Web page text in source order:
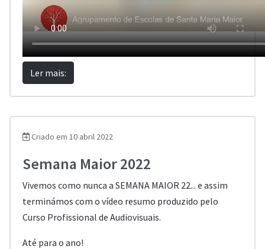
Ler mais:
Criado em 10 abril 2022
Semana Maior 2022
Vivemos como nunca a SEMANA MAIOR 22... e assim
terminámos com o vídeo resumo produzido pelo
Curso Profissional de Audiovisuais.
Até para o ano!